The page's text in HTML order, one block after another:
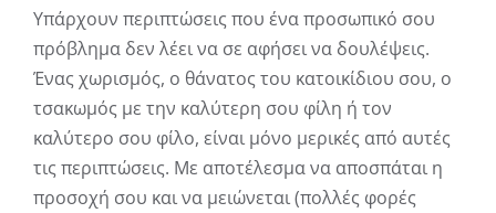
Image
Υπάρχουν περιπτώσεις που ένα προσωπικό σου
πρόβλημα δεν λέει να σε αφήσει να δουλέψεις.
Ένας χωρισμός, ο θάνατος του κατοικίδιου σου, ο
τσακωμός με την καλύτερη σου φίλη ή τον
καλύτερο σου φίλο, είναι μόνο μερικές από αυτές
τις περιπτώσεις. Με αποτέλεσμα να αποσπάται η
προσοχή σου και να μειώνεται (πολλές φορές